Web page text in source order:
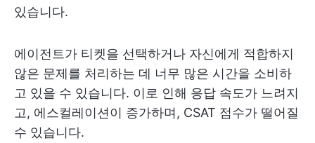
있습니다.
에이전트가 티켓을 선택하거나 자신에게 적합하지
않은 문제를 처리하는 데 너무 많은 시간을 소비하
고 있을 수 있습니다. 이로 인해 응답 속도가 느려지
고, 에스컬레이션이 증가하며, CSAT 점수가 떨어질
수 있습니다.